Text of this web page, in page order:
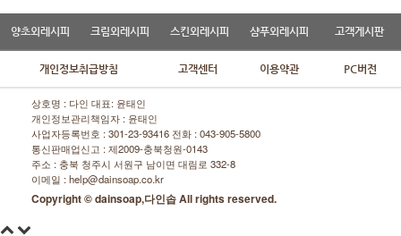
양초외레시피 크림외레시피 스킨외레시피 샴푸외레시피 고객게시판
개인정보취급방침 고객센터 이용약관 PC버전
상호명 : 다인 대표: 윤태인
개인정보관리책임자 : 윤태인
사업자등록번호 : 301-23-93416 전화 :043-905-5800
통신판매업신고 : 제2009-충북청원-0143
주소 : 충북 청주시 서원구 남이면 대림로 332-8
이메일 : help@dainsoap.co.kr
Copyright © dainsoap,다인솝 All rights reserved.